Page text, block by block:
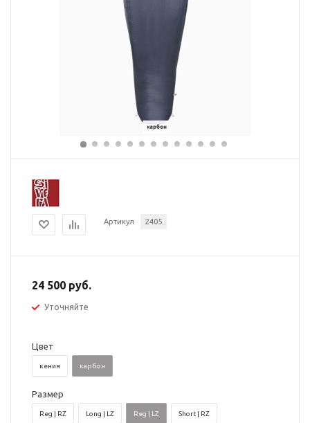
Артикул 2405
24 500 руб.
Уточняйте
Цвет
кения карбон
Размер
Reg | RZ Long | LZ Reg | LZ Short | RZ